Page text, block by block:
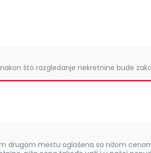
što razgledanje nekretnine bude
drugom mestu oglašena sa nižom